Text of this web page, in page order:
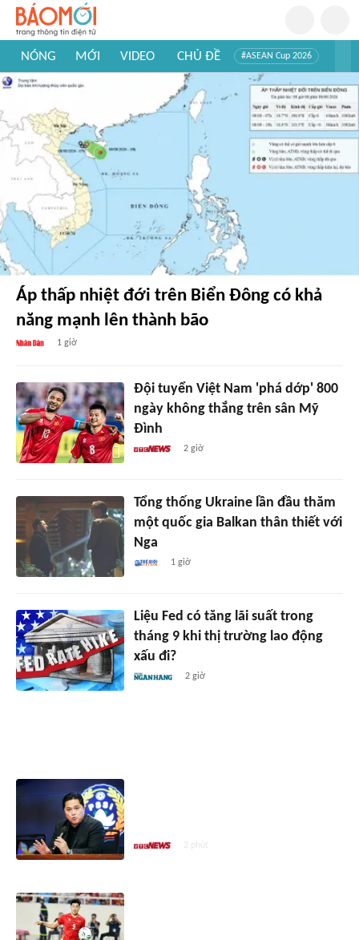
NÓNG MỚI VIDEO CHỦ ĐỀ #ASEAN Cup 2026
#Trí tuệ nhân tạo
#Khám phá Việt Nam
Áp thấp nhiệt đới trên Biển Đông có khả
năng mạnh lên thành bão
1 giờ
Đội tuyển Việt Nam 'phá dớp' 800
ngày không thắng trên sân Mỹ
Đình
2 giờ
Tổng thống Ukraine lần đầu thăm
một quốc gia Balkan thân thiết với
Nga
1 giờ
Liệu Fed có tăng lãi suất trong
tháng 9 khi thị trường lao động
xấu đi?
2 giờ
2 phút